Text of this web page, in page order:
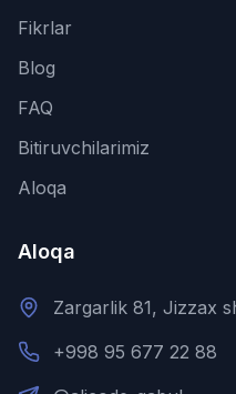
Fikrlar
Blog
FAQ
Bitiruvchilarimiz
Aloqa
Aloqa
Zargarlik 81, Jizzax
+998 95 677 22 88